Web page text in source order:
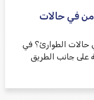
في حالات
حالات الطوارئ؟ في
على جانب الطريق